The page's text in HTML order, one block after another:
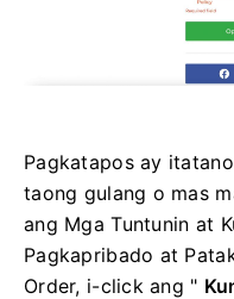
Pagkatapos ay
taong gulang o mas
ang Mga Tuntunin at
Pagkapribado at
Order, i-click ang "